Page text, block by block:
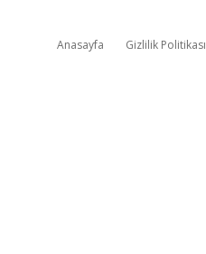
Anasayfa Gizlilik Politikası